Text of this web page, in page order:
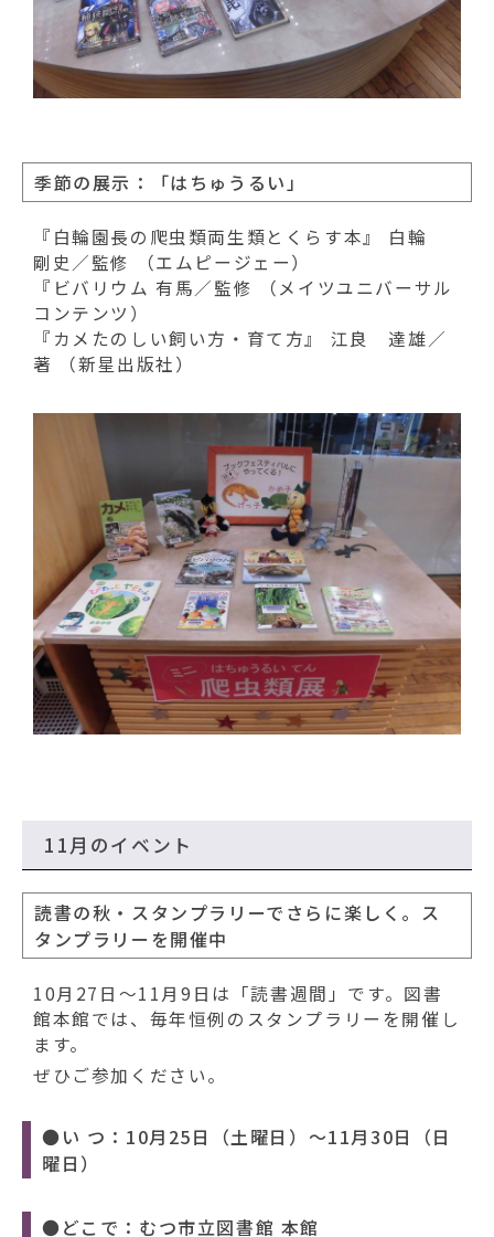
季節の展示：「はちゅうるい」
『白輪園長の爬虫類両生類とくらす本』 白輪
剛史／監修 （エムピージェー）
『ビバリウム 有馬／監修 （メイツユニバーサル
コンテンツ）
『カメたのしい飼い方・育て方』 江良 達雄／
著 （新星出版社）
11月のイベント
読書の秋・スタンプラリーでさらに楽しく。ス
タンプラリーを開催中
10月27日～11月9日は「読書週間」です。図書
館本館では、毎年恒例のスタンプラリーを開催し
ます。
ぜひご参加ください。
●い つ：10月25日（土曜日）～11月30日（日
曜日）
●どこで：むつ市立図書館 本館